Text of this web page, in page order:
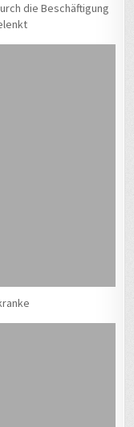
die Beschäftigung